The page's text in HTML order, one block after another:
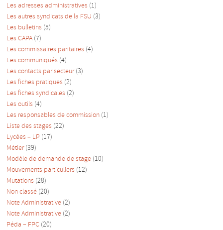
Les adresses administratives (1)
Les autres syndicats de la FSU (3)
Les bulletins (5)
Les CAPA (7)
Les commissaires paritaires (4)
Les communiqués (4)
Les contacts par secteur(3)
Les fiches pratiques (2)
Les fiches syndicales (2)
Les outils (4)
Les responsables de commission (1)
Liste des stages (22)
Lycées – LP (17)
Métier(39)
Modèle de demande de stage (10)
Mouvements particuliers (12)
Mutations (28)
Non classé (20)
Note Administrative (2)
Note Administrative (2)
Péda – FPC (20)